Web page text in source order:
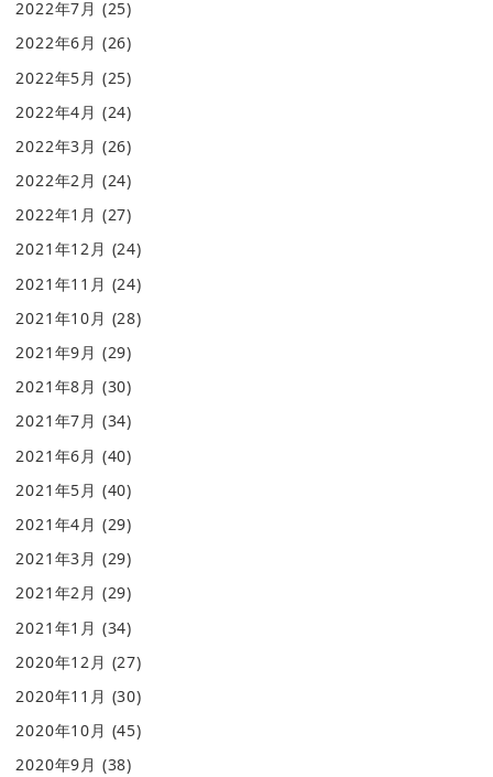
2022年7月 (25)
2022年6月 (26)
2022年5月 (25)
2022年4月 (24)
2022年3月 (26)
2022年2月 (24)
2022年1月 (27)
2021年12月 (24)
2021年11月 (24)
2021年10月 (28)
2021年9月 (29)
2021年8月 (30)
2021年7月 (34)
2021年6月 (40)
2021年5月 (40)
2021年4月 (29)
2021年3月 (29)
2021年2月 (29)
2021年1月 (34)
2020年12月 (27)
2020年11月 (30)
2020年10月 (45)
2020年9月 (38)